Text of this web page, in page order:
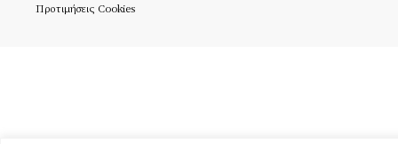
Προτιμήσεις Cookies